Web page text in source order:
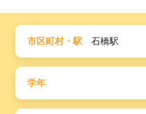
市区町村・駅 石橋駅
学年